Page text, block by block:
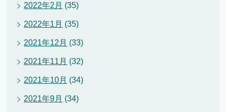
2022年2月 (35)
2022年1月 (35)
2021年12月 (33)
2021年11月 (32)
2021年10月 (34)
2021年9月 (34)